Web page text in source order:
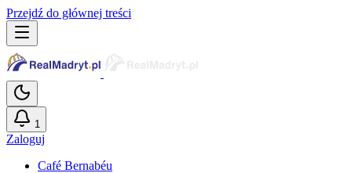
Przejdź do głównej treści
1
Zaloguj
Café Bernabéu